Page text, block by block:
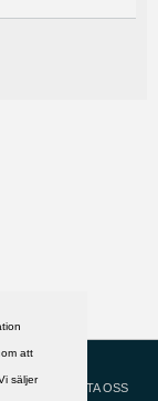
att
säljer
HJÄLP
KONTAKTA OSS